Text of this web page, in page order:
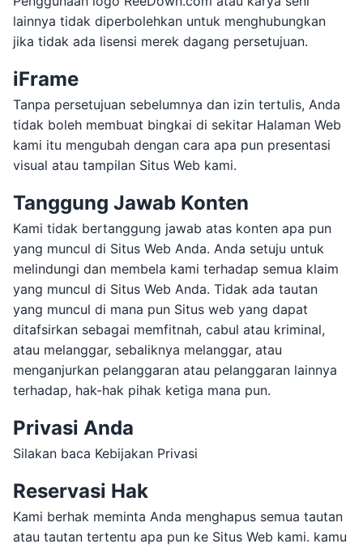
lainnya tidak diperbolehkan untuk menghubungkan
jika tidak ada lisensi merek dagang persetujuan.
iFrame
Tanpa persetujuan sebelumnya dan izin tertulis, Anda
tidak boleh membuat bingkai di sekitar Halaman Web
kami itu mengubah dengan cara apa pun presentasi
visual atau tampilan Situs Web kami.
Tanggung Jawab Konten
Kami tidak bertanggung jawab atas konten apa pun
yang muncul di Situs Web Anda. Anda setuju untuk
melindungi dan membela kami terhadap semua klaim
yang muncul di Situs Web Anda. Tidak ada tautan
yang muncul di mana pun Situs web yang dapat
ditafsirkan sebagai memfitnah, cabul atau kriminal,
atau melanggar, sebaliknya melanggar, atau
menganjurkan pelanggaran atau pelanggaran lainnya
terhadap, hak-hak pihak ketiga mana pun.
Privasi Anda
Silakan baca Kebijakan Privasi
Reservasi Hak
Kami berhak meminta Anda menghapus semua tautan
atau tautan tertentu apa pun ke Situs Web kami. kamu